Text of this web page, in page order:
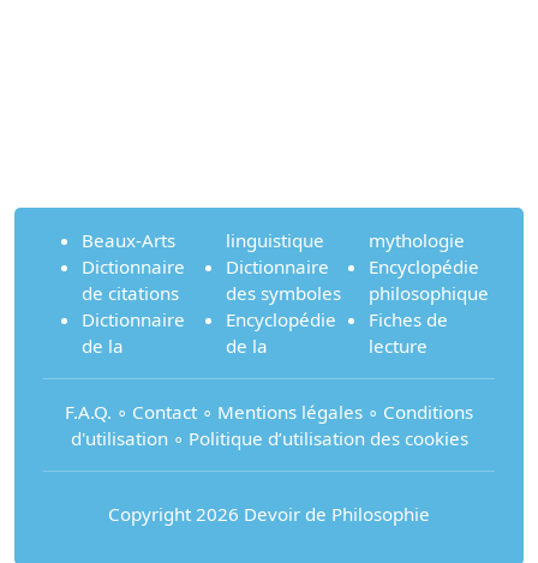
Beaux-Arts
Dictionnaire
de citations
Dictionnaire
de la
linguistique
Dictionnaire
des symboles
Encyclopédie
de la
mythologie
Encyclopédie
philosophique
Fiches de
lecture
F.A.Q. ∘ Contact ∘ Mentions légales ∘ Conditions
d'utilisation∘ Politique d’utilisation des cookies
Copyright 2026 Devoir de Philosophie